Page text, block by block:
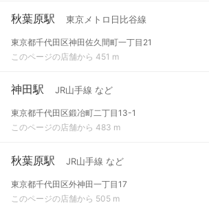
秋葉原駅 東京メトロ日比谷線
東京都千代田区神田佐久間町一丁目21
このページの店舗から 451 m
神田駅 JR山手線 など
東京都千代田区鍛冶町二丁目13-1
このページの店舗から 483 m
秋葉原駅 JR山手線 など
東京都千代田区外神田一丁目17
このページの店舗から 505 m